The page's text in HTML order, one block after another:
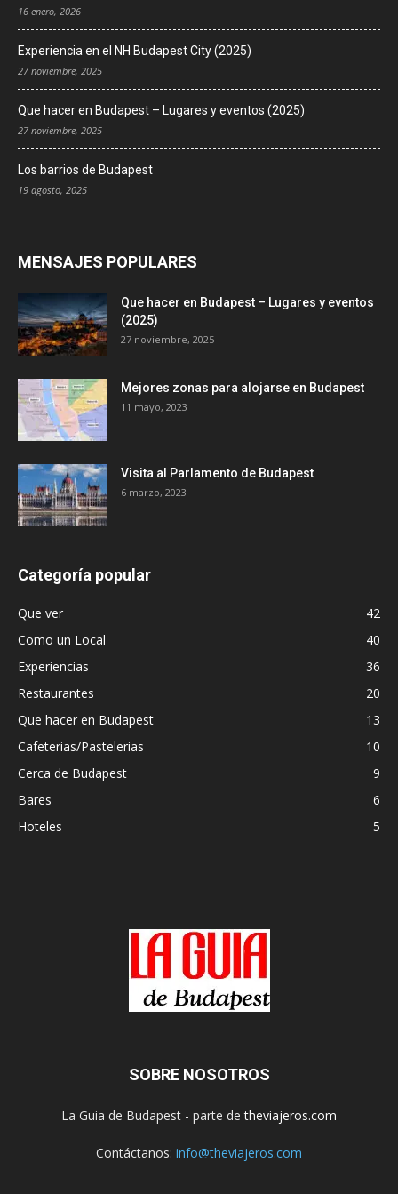
16 enero, 2026
Experiencia en el NH Budapest City (2025)
27 noviembre, 2025
Que hacer en Budapest – Lugares y eventos (2025)
27 noviembre, 2025
Los barrios de Budapest
19 agosto, 2025
MENSAJES POPULARES
Que hacer en Budapest – Lugares y eventos
(2025)
27 noviembre, 2025
Mejores zonas para alojarse en Budapest
11 mayo, 2023
Visita al Parlamento de Budapest
6 marzo, 2023
Categoría popular
Que ver
42
Como un Local
40
Experiencias
36
Restaurantes
20
Que hacer en Budapest
13
Cafeterias/Pastelerias
10
Cerca de Budapest
9
Bares
6
Hoteles
5
SOBRE NOSOTROS
La Guia de Budapest - parte detheviajeros.com
Contáctanos: info@theviajeros.com